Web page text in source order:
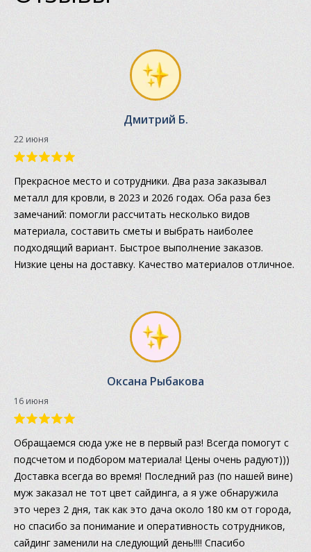
Дмитрий Б.
22 июня
Прекрасное место и сотрудники. Два раза заказывал
металл для кровли, в 2023 и 2026 годах. Оба раза без
замечаний: помогли рассчитать несколько видов
материала, составить сметы и выбрать наиболее
подходящий вариант. Быстрое выполнение заказов.
Низкие цены на доставку. Качество материалов отличное.
Оксана Рыбакова
16 июня
Обращаемся сюда уже не в первый раз! Всегда помогут с
подсчетом и подбором материала! Цены очень радуют)))
Доставка всегда во время! Последний раз (по нашей вине)
муж заказал не тот цвет сайдинга, а я уже обнаружила
это через 2 дня, так как это дача около 180 км от города,
но спасибо за понимание и оперативность сотрудников,
сайдинг заменили на следующий день!!!! Спасибо